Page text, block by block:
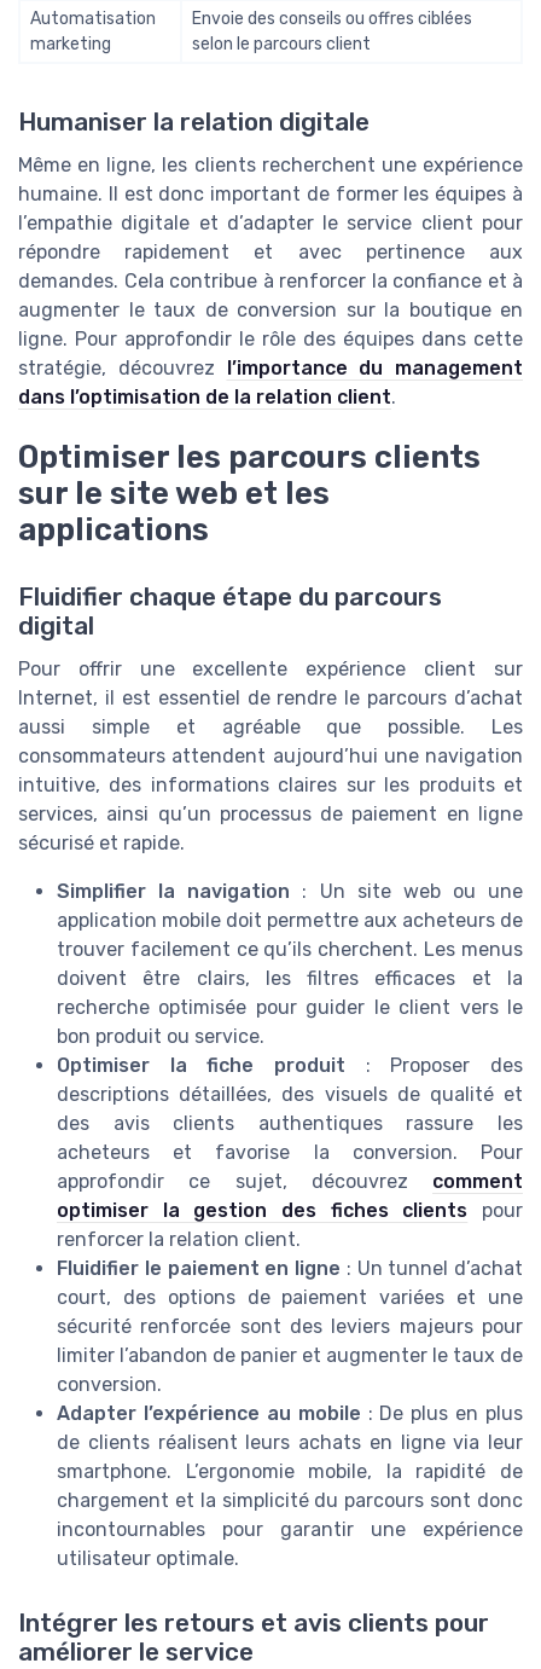
Automatisation
marketing
Envoie des conseils ou offres ciblées
selon le parcours client
Humaniser la relation digitale
Même en ligne, les clients recherchent une expérience
humaine. Il est donc important de former les équipes à
l’empathie digitale et d’adapter le service client pour
répondre rapidement et avec pertinence aux
demandes. Cela contribue à renforcer la confiance et à
augmenter le taux de conversion sur la boutique en
ligne. Pour approfondir le rôle des équipes dans cette
stratégie, découvrez l’importance du management
dans l’optimisation de la relation client.
Optimiser les parcours clients
sur le site web et les
applications
Fluidifier chaque étape du parcours
digital
Pour offrir une excellente expérience client sur
Internet, il est essentiel de rendre le parcours d’achat
aussi simple et agréable que possible. Les
consommateurs attendent aujourd’hui une navigation
intuitive, des informations claires sur les produits et
services, ainsi qu’un processus de paiement en ligne
sécurisé et rapide.
Simplifier la navigation : Un site web ou une
application mobile doit permettre aux acheteurs de
trouver facilement ce qu’ils cherchent. Les menus
doivent être clairs, les filtres efficaces et la
recherche optimisée pour guider le client vers le
bon produit ou service.
Optimiser la fiche produit : Proposer des
descriptions détaillées, des visuels de qualité et
des avis clients authentiques rassure les
acheteurs et favorise la conversion. Pour
approfondir ce sujet, découvrez comment
optimiser la gestion des fiches clients pour
renforcer la relation client.
Fluidifier le paiement en ligne : Un tunnel d’achat
court, des options de paiement variées et une
sécurité renforcée sont des leviers majeurs pour
limiter l’abandon de panier et augmenter le taux de
conversion.
Adapter l’expérience au mobile : De plus en plus
de clients réalisent leurs achats en ligne via leur
smartphone. L’ergonomie mobile, la rapidité de
chargement et la simplicité du parcours sont donc
incontournables pour garantir une expérience
utilisateur optimale.
Intégrer les retours et avis clients pour
améliorer le service